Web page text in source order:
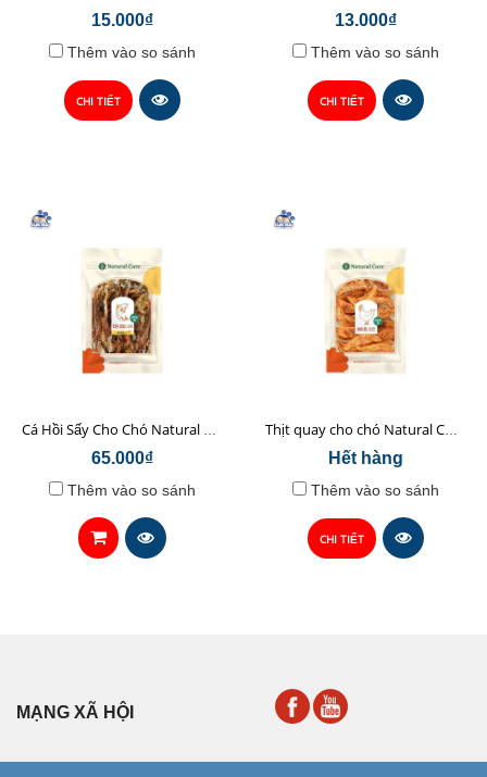
15.000₫
Thêm vào so sánh
CHI TIẾT
13.000₫
Thêm vào so sánh
CHI TIẾT
Cá Hồi Sấy Cho Chó Natural Core 45gr
65.000₫
Thêm vào so sánh
Thịt quay cho chó Natural Core 70g
Hết hàng
Thêm vào so sánh
CHI TIẾT
MẠNG XÃ HỘI